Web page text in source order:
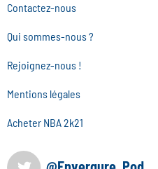
Contactez-nous
Qui sommes-nous ?
Rejoignez-nous !
Mentions légales
Acheter NBA 2k21